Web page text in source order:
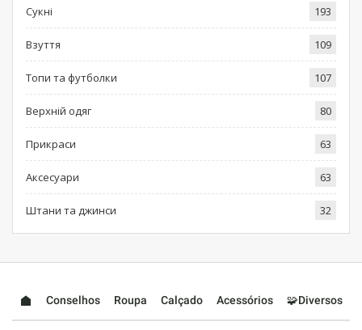
Сукні 193
Взуття 109
Топи та футболки 107
Верхній одяг 80
Прикраси 63
Аксесуари 63
Штани та джинси 32
Conselhos Roupa Calçado Acessórios 🧩Diversos